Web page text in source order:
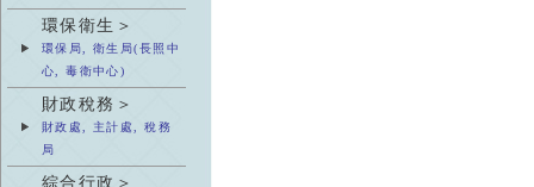
環保衛生＞
環保局, 衛生局(長照中
心, 毒衛中心)
財政稅務＞
財政處, 主計處, 稅務
局
綜合行政＞